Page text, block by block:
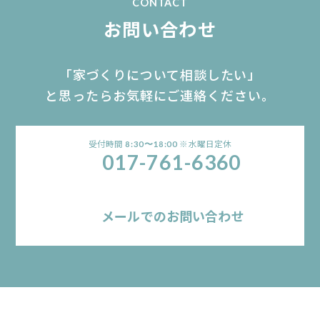
CONTACT
お問い合わせ
「家づくりについて相談したい」
と思ったらお気軽にご連絡ください。
受付時間8:30〜18:00 ※水曜日定休
017-761-6360
メールでのお問い合わせ